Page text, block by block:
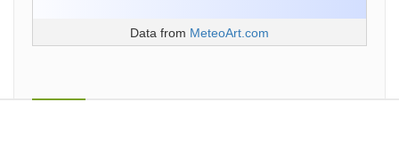
Data from MeteoArt.com